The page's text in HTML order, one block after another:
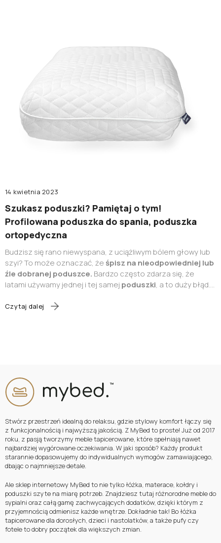
14 kwietnia 2023
Szukasz poduszki? Pamiętaj o tym!
Profilowana poduszka do spania, poduszka
ortopedyczna
Budzisz się rano niewyspana, z uciążliwym bólem głowy lub
szyi? To może oznaczać, że śpisz na nieodpowiedniej lub
źle dobranej poduszce. Bardzo często zdarza się, że
latami używamy jednej i tej samej poduszki, a to duży błąd.
m.in.napięcia w obrębie szyi
Czytaj dalej
Stwórz przestrzeń idealną do relaksu, gdzie stylowy komfort łączy się
z funkcjonalnością i najwyższą jakością. Z MyBed to proste! Już od 2017
roku, z pasją tworzymy meble tapicerowane, które spełniają nawet
najbardziej wygórowane oczekiwania. W jaki sposób? Każdy produkt
starannie dopasowujemy do indywidualnych wymogów zamawiającego,
dbając o najmniejsze detale.
Ale sklep internetowy MyBed to nie tylko łóżka, materace, kołdry i
poduszki szyte na miarę potrzeb. Znajdziesz tutaj różnorodne meble do
sypialni oraz całą gamę zachwycających dodatków, dzięki którym z
przyjemnością odmienisz każde wnętrze. Dokładnie tak! Bo łóżka
tapicerowane dla dorosłych, dzieci i nastolatków, a także pufy czy
fotele to dobry początek dla większych zmian.